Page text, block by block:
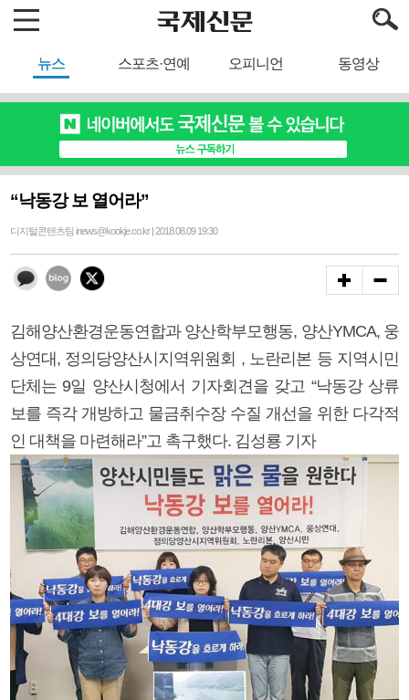
뉴스 스포츠·연예 오피니언 동영상
“낙동강 보 열어라”
디지털콘텐츠팀 inews@kookje.co.kr | 2018.08.09 19:30
김해양산환경운동연합과 양산학부모행동, 양산YMCA, 웅
상연대, 정의당양산시지역위원회 , 노란리본 등 지역시민
단체는 9일 양산시청에서 기자회견을 갖고 “낙동강 상류
보를 즉각 개방하고 물금취수장 수질 개선을 위한 다각적
인 대책을 마련해라”고 촉구했다. 김성룡 기자